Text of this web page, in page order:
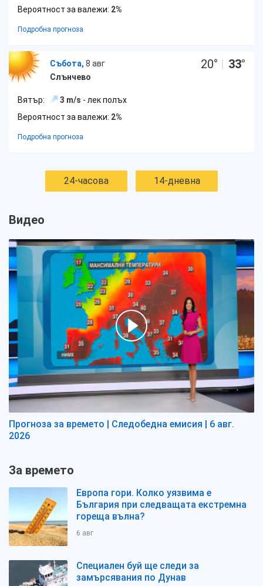
Вероятност за валежи: 2%
Подробна прогноза
Събота, 8 авг
Слънчево
20° | 33°
Вятър: 3 m/s - лек полъх
Вероятност за валежи: 2%
Подробна прогноза
24-часова 14-дневна
Видео
Прогноза за времето | Следобедна емисия | 6 авг.
2026
За времето
Европа гори. Колко уязвима е
България при следващата екстремна
гореща вълна?
6 авг
Специален буй ще следи за
замърсявания по Дунав